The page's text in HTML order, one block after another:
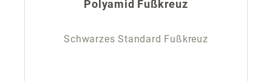
Polyamid Fußkreuz
Schwarzes Standard Fußkreuz